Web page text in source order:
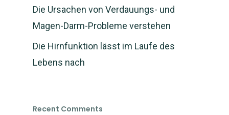
Die Ursachen von Verdauungs- und
Magen-Darm-Probleme verstehen
Die Hirnfunktion lässt im Laufe des
Lebens nach
Recent Comments